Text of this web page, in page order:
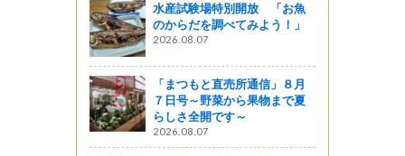
水産試験場特別開放 「お魚
のからだを調べてみよう！」
2026.08.07
「まつもと直売所通信」８月
７日号～野菜から果物まで夏
らしさ全開です～
2026.08.07